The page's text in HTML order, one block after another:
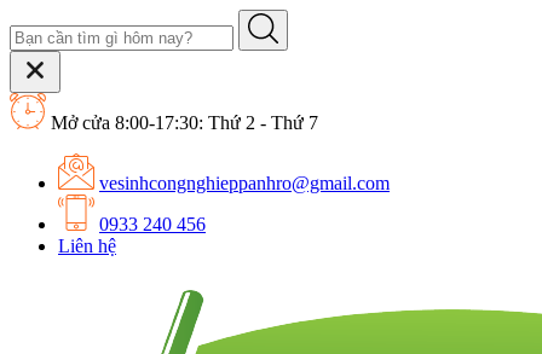
Mở cửa 8:00-17:30: Thứ 2 - Thứ 7
vesinhcongnghieppanhro@gmail.com
0933 240 456
Liên hệ